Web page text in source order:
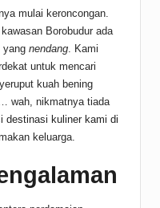
mulai keroncongan.
Borobudur ada
yang nendang. Kami
untuk mencari
kuah bening
wah, nikmatnya tiada
destinasi kuliner kami di
keluarga.